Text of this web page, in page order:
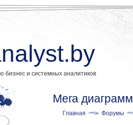
бизнес и системных аналитиков
Мега
Главная Форумы